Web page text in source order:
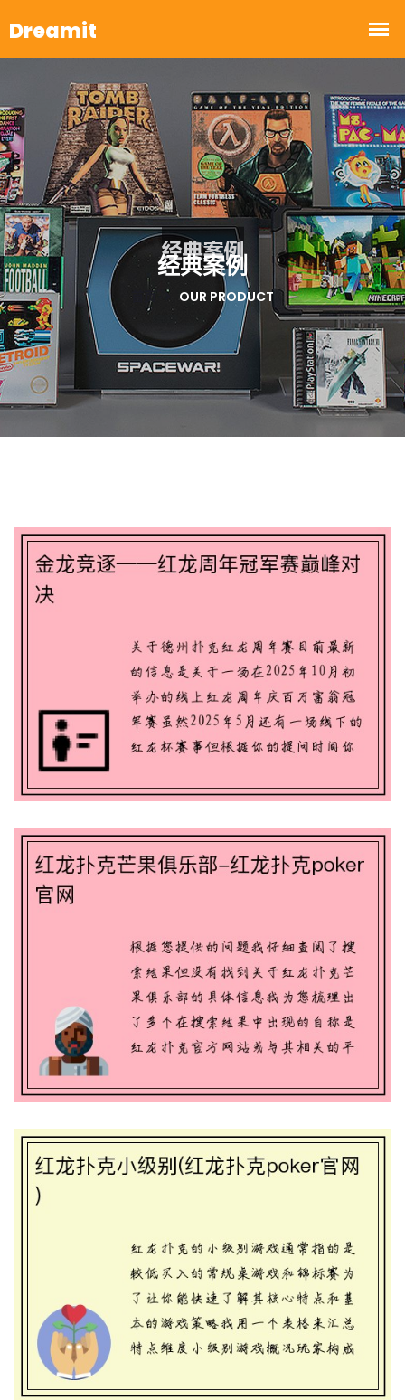
经典案例
首页 OUR PRODUCT